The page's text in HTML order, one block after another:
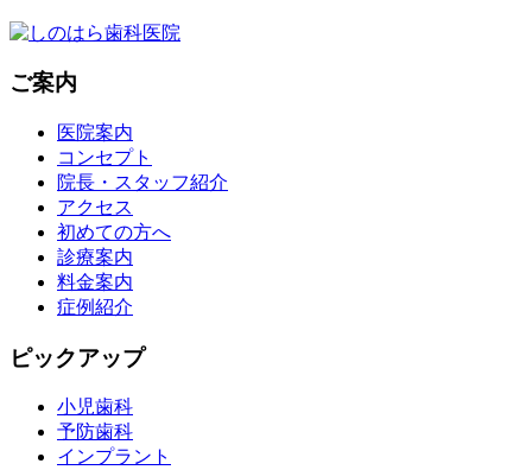
ご案内
医院案内
コンセプト
院長・スタッフ紹介
アクセス
初めての方へ
診療案内
料金案内
症例紹介
ピックアップ
小児歯科
予防歯科
インプラント